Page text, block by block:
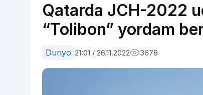
Qatarda JCH-2022
“Tolibon” yordam
Dunyo 21:01 / 26.11.2022 3678